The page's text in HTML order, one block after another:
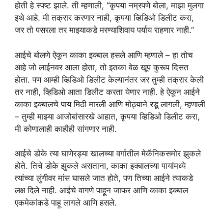
होती हे स्पष्ट झाले. ती म्हणाली, “कृपया नम्रपणे बोला, माझा मुलगा
इथे आहे. मी तक्रार करणार नाही, कृपया व्हिडिओ डिलीट करा,
जर तो पसरला तर माझ्याकडे मरण्याशिवाय पर्याय राहणार नाही.”
आईचे बोलणे ऐकून काका इक्बाल हसले आणि म्हणाले – हा तोच
आहे जो लाईनवर आला होता, तो इतका वेळ खूप कुरूप दिसत
होता. पण आम्ही व्हिडिओ डिलीट केल्यानंतर जर तुम्ही तक्रार केली
तर नाही, व्हिडिओ आता डिलीट करता येणार नाही. हे ऐकून आईने
काका इक्बालचे पाय मिठी मारली आणि मोठ्याने रडू लागली, म्हणाली
– तुम्ही माझ्या आजोबांसारखे आहात, कृपया व्हिडिओ डिलीट करा,
मी कोणालाही काहीही सांगणार नाही.
आईचे डोके त्या घाणेरड्या खालच्या वर्गातील मेकॅनिकसमोर झुकले
होते. तिचे डोके झुकले असताना, काका इक्बालच्या पायांमध्ये
त्यांच्या लुंगीवर मांस घासले जात होते, पण तिच्या आईने त्याकडे
लक्ष दिले नाही. आईचे वागणे पाहून जाफर आणि काका इक्बाल
एकमेकांकडे पाहू लागले आणि हसले.